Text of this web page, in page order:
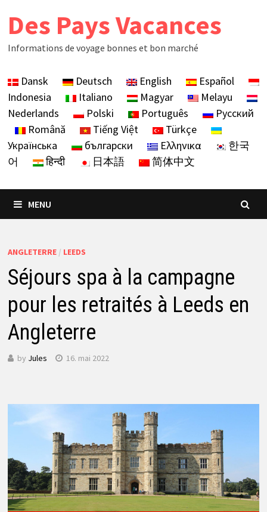
Des Pays Vacances
Informations de voyage bonnes et bon marché
Dansk Deutsch English
Español
Indonesia
Italiano Magyar
Melayu
Nederlands
Polski Português
Русский
Română
Tiếng Việt
Türkçe
Українська
български Ελληνικα
한국
어
हिन्दी 日本語 简体中文
MENU
ANGLETERRE/ LEEDS
Séjours spa à la campagne
pour les retraités à Leeds en
Angleterre
by Jules 16. mai 2022